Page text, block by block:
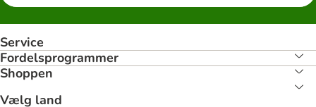
Service
Fordelsprogrammer
Shoppen
Vælg land